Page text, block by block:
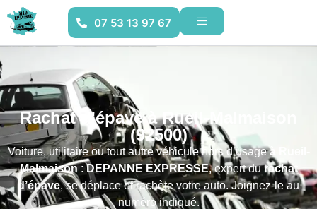
07 53 13 97 67
Rachat d'épave à Rueil-Malmaison
(92500)
Voiture, utilitaire ou tout autre véhicule hors d’usageà Rueil-
Malmaison:DEPANNE EXPRESSE, expert durachat
d’épave, se déplace et rachète votre auto. Joignez-le au
numéro indiqué.